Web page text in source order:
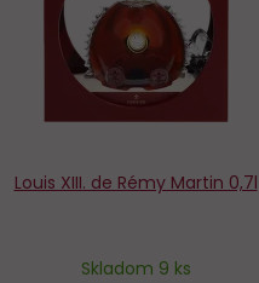
Louis XIII. de Rémy Martin 0,7l
Skladom 9 ks